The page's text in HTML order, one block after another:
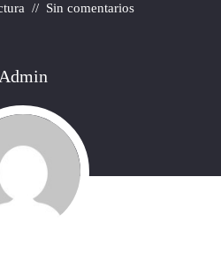
Sin comentarios
Admin